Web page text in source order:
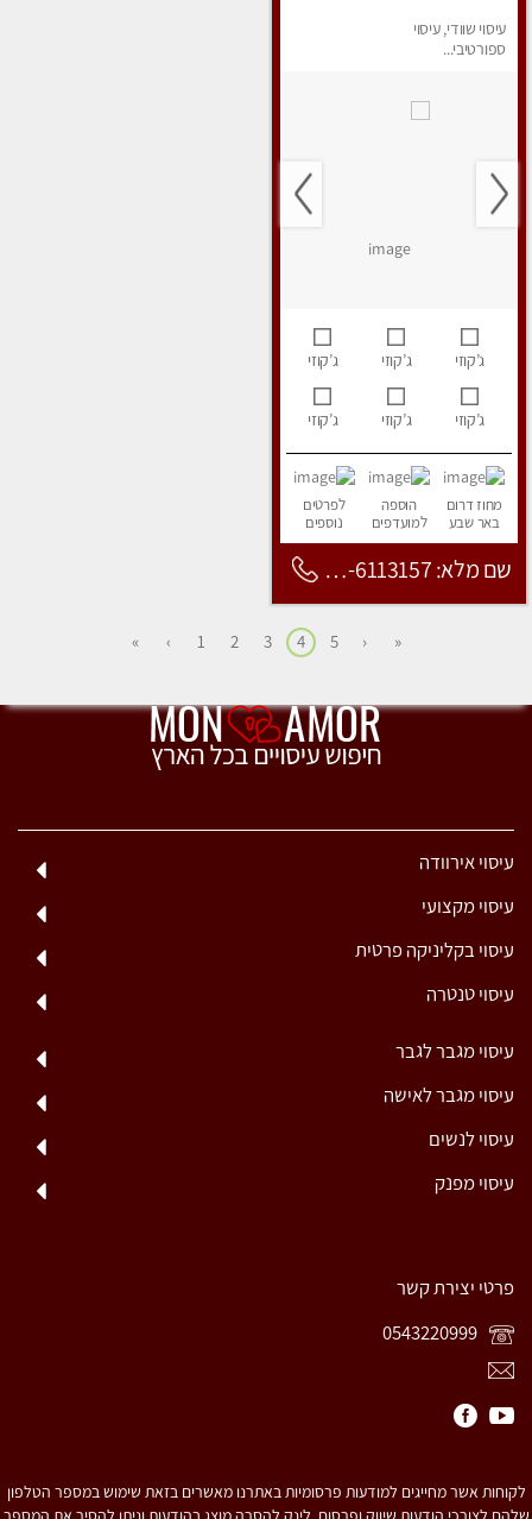
עיסוי שוודי, עיסוי
ספורטיבי...
ג’קוזי ג’קוזי ג’קוזי
ג’קוזי ג’קוזי ג’קוזי
מחוז דרום
באר שבע
הוספה
למועדפים
לפרטים
נוספים
שם מלא: 053-6113157
«
‹
5
4
3
2
1
›
»
עיסוי אירוודה
עיסוי מקצועי
עיסוי בקליניקה פרטית
עיסוי טנטרה
עיסוי מגבר לגבר
עיסוי מגבר לאישה
עיסוי לנשים
עיסוי מפנק
פרטי יצירת קשר
לקוחות אשר מחייגים למודעות פרסומיות באתרנו מאשרים בזאת שימוש במספר הטלפון